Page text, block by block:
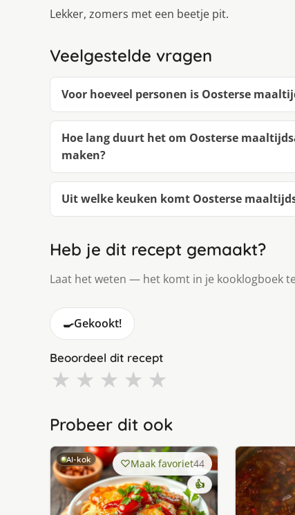
Lekker, zomers met een beetje pit.
Veelgestelde vragen
Voor hoeveel personen is Oosterse
Hoe lang duurt het om Oosterse
maken?
Uit welke keuken komt Oosterse
Heb je dit recept gemaakt?
Laat het weten — het komt in je kooklogboek
🍳Gekookt!
Beoordeel dit recept
★ ★ ★ ★ ★
Probeer dit ook
AI-kok Maak favoriet44
👍